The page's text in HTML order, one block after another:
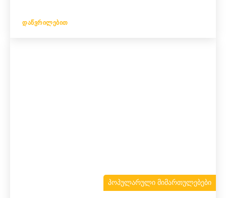
ᲓᲐᲬᲕᲠᲘᲚᲔᲑᲘᲗ
ᲞᲝᲞᲣᲚᲐᲠᲣᲚᲘ ᲛᲘᲛᲐᲠᲗᲣᲚᲔᲑᲔᲑᲘ